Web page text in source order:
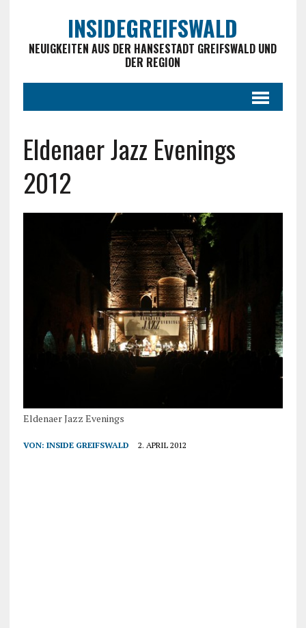
INSIDEGREIFSWALD
NEUIGKEITEN AUS DER HANSESTADT GREIFSWALD UND
DER REGION
Eldenaer Jazz Evenings
2012
Eldenaer Jazz Evenings
VON: INSIDE GREIFSWALD 2. APRIL 2012